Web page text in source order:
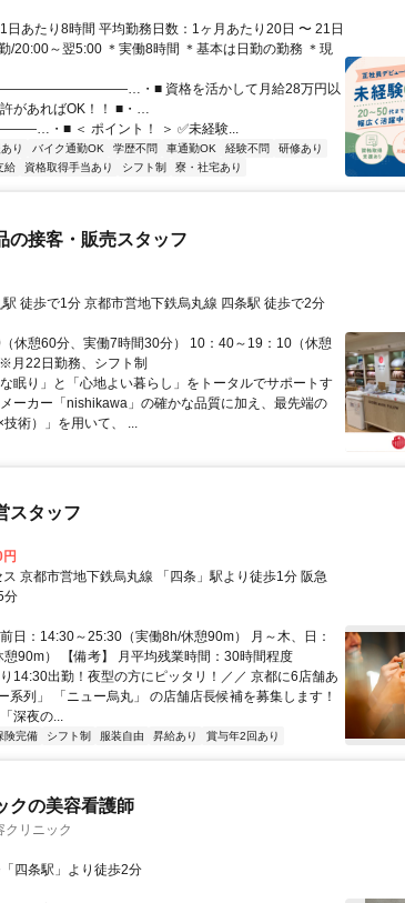
日あたり8時間 平均勤務日数：1ヶ月あたり20日 〜 21日
/20:00～翌5:00 ＊実働8時間 ＊基本は日勤の勤務 ＊現
・■ 資格を活かして月給28万円以
があればOK！！ ■・…
■ ＜ ポイント！ ＞ ✅未経験...
り バイク通勤OK 学歴不問 車通勤OK 経験不問
研修あり
給 資格取得手当あり シフト制 寮・社宅あり
の接客・販売スタッフ
徒歩で1分 京都市営地下鉄烏丸線 四条駅 徒歩で2分
休憩60分、実働7時間30分） 10：40～19：10（休憩
月22日勤務、シフト制
眠り」と「心地よい暮らし」をトータルでサポートす
ーカー「nishikawa」の確かな品質に加え、最先端の
技術）」を用いて、 ...
スタッフ
分
日：14:30～25:30（実働8h/休憩90m） 月～木、日：
90m） 【備考】 月平均残業時間：30時間程度
14:30出勤！夜型の方にピッタリ！／／ 京都に6店舗あ
系列」 「ニュー烏丸」 の店舗店長候補を募集します！
深夜の...
険完備 シフト制 服装自由 昇給あり 賞与年2回あり
クの美容看護師
クリニック
好✨「四条駅」より徒歩2分